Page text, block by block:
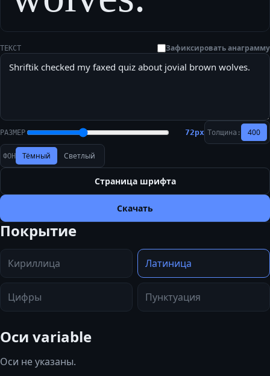
ТЕКСТ Зафиксировать анаграмму
РАЗМЕР 72px Толщина: 400
ФОН Тёмный Светлый
Страница шрифта
Скачать
Покрытие
Кириллица Латиница
Цифры Пунктуация
Оси variable
Оси не указаны.